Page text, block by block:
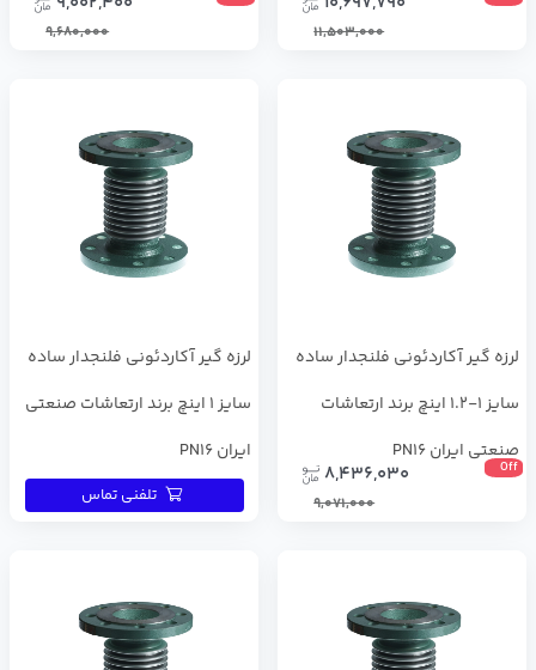
11,503,000
9,680,000
لرزه گیر آکاردئونی فلنجدار ساده
سایز 1-1.2 اینچ برند ارتعاشات
صنعتی ایران PN16
Off
8,436,030
9,071,000
لرزه گیر آکاردئونی فلنجدار ساده
سایز 1 اینچ برند ارتعاشات صنعتی
ایران PN16
تلفنی تماس